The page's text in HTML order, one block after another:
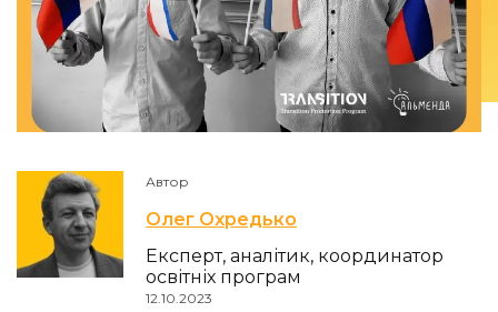
Автор
Олег Охредько
Експерт, аналітик, координатор
освітніх програм
12.10.2023